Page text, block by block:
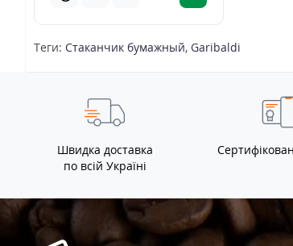
Теги: Стаканчик бумажный, Garibaldi
Швидка доставка
по всій Україні